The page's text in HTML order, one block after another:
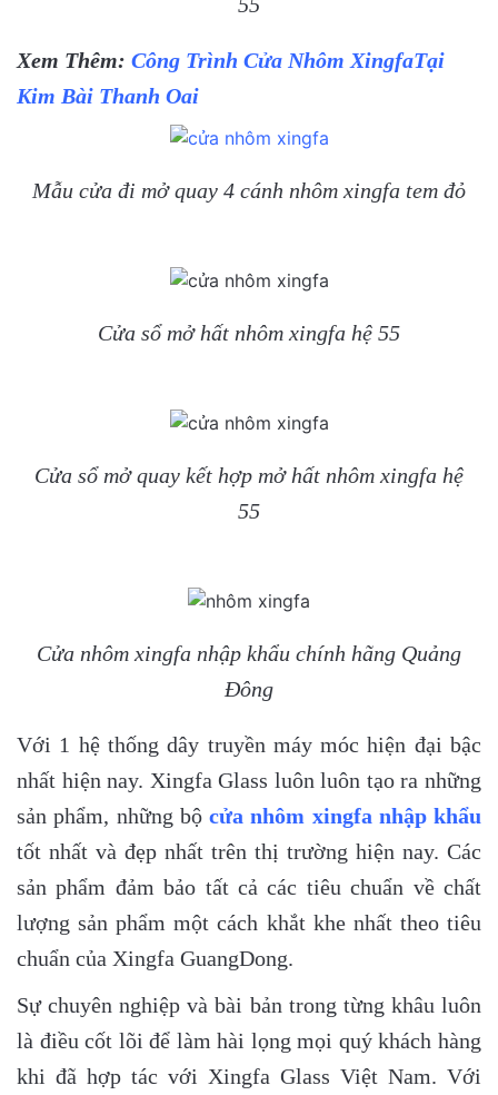
Xem Thêm: Công Trình Cửa Nhôm XingfaTại
Kim Bài Thanh Oai
Mẫu cửa đi mở quay 4 cánh nhôm xingfa tem đỏ
Cửa sổ mở hất nhôm xingfa hệ 55
Cửa sổ mở quay kết hợp mở hất nhôm xingfa hệ
55
Cửa nhôm xingfa nhập khẩu chính hãng Quảng
Đông
Với 1 hệ thống dây truyền máy móc hiện đại bậc
nhất hiện nay. Xingfa Glass luôn luôn tạo ra những
sản phẩm, những bộ cửa nhôm xingfa nhập khẩu
tốt nhất và đẹp nhất trên thị trường hiện nay. Các
sản phẩm đảm bảo tất cả các tiêu chuẩn về chất
lượng sản phẩm một cách khắt khe nhất theo tiêu
chuẩn của Xingfa GuangDong.
Sự chuyên nghiệp và bài bản trong từng khâu luôn
là điều cốt lõi để làm hài lọng mọi quý khách hàng
khi đã hợp tác với Xingfa Glass Việt Nam. Với